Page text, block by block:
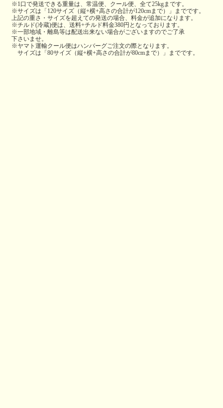
※1口で発送できる重量は、常温便、クール便、全て25kgまです。
※サイズは「120サイズ（縦+横+高さの合計が120cmまで）」までです。
上記の重さ・サイズを超えての発送の場合、料金が追加になります。
※チルド(冷蔵)便は、送料+チルド料金380円となっております。
※一部地域・離島等は配送出来ない場合がございますのでご了承
下さいませ。
※ヤマト運輸クール便はハンバーグご注文の際となります。
サイズは「80サイズ（縦+横+高さの合計が80cmまで）」までです。